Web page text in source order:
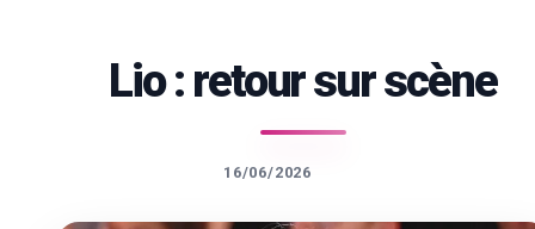
Lio : retour sur scène
16/06/2026